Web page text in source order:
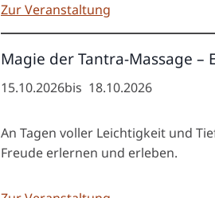
Zur Veranstaltung
Magie der Tantra-Massage –
15.10.2026bis 18.10.2026
An Tagen voller Leichtigkeit und
Freude erlernen und erleben.